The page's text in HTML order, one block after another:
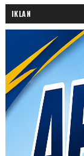
IKLAN